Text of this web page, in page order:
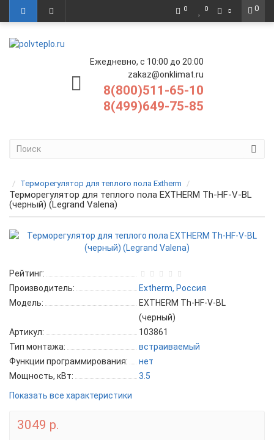
0
0 0
Ежедневно, с 10:00 до 20:00
zakaz@onklimat.ru
8(800)511-65-10
8(499)649-75-85
Терморегулятор для теплого пола Extherm
Терморегулятор для теплого пола EXTHERM Th-HF-V-BL
(черный) (Legrand Valena)
Рейтинг:
Производитель:
Extherm, Россия
Модель:
EXTHERM Th-HF-V-BL
(черный)
Артикул:
103861
Тип монтажа:
встраиваемый
Функции программирования:
нет
Мощность, кВт:
3.5
Показать все характеристики
3049 р.